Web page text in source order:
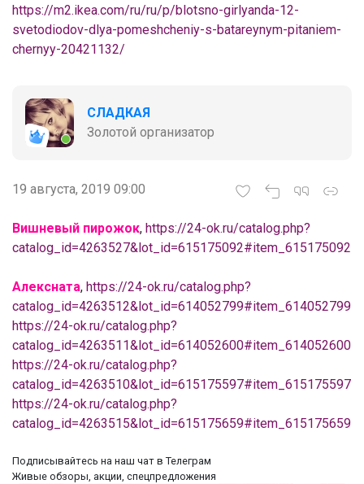
https://m2.ikea.com/ru/ru/p/blotsno-girlyanda-12-
svetodiodov-dlya-pomeshcheniy-s-batareynym-pitaniem-
chernyy-20421132/
СЛАДКАЯ
Золотой организатор
19 августа, 2019 09:00
Вишневый пирожок, https://24-ok.ru/catalog.php?
catalog_id=4263527&lot_id=615175092#item_615175092
Алексната, https://24-ok.ru/catalog.php?
catalog_id=4263512&lot_id=614052799#item_614052799
https://24-ok.ru/catalog.php?
catalog_id=4263511&lot_id=614052600#item_614052600
https://24-ok.ru/catalog.php?
catalog_id=4263510&lot_id=615175597#item_615175597
https://24-ok.ru/catalog.php?
catalog_id=4263515&lot_id=615175659#item_615175659
‌Подписывайтесь на наш чат в Телеграм
‌Живые обзоры, акции, спецпредложения